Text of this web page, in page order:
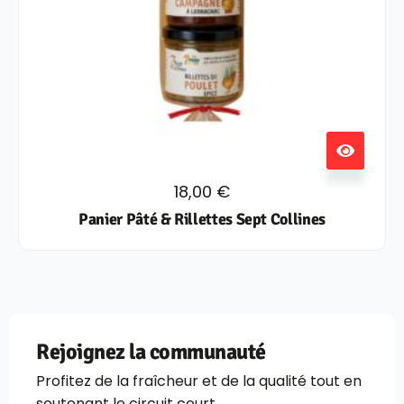
18,00 €
Panier Pâté & Rillettes Sept Collines
Rejoignez la communauté
Profitez de la fraîcheur et de la qualité tout en